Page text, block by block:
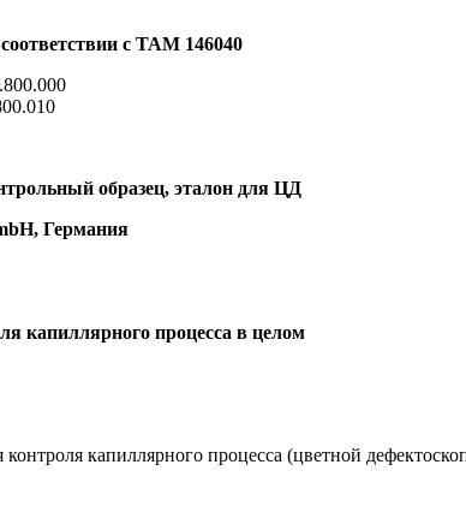
с ТАМ 146040
образец, эталон для ЦД
, Германия
капиллярного процесса в целом
контроля капиллярного процесса (цветной